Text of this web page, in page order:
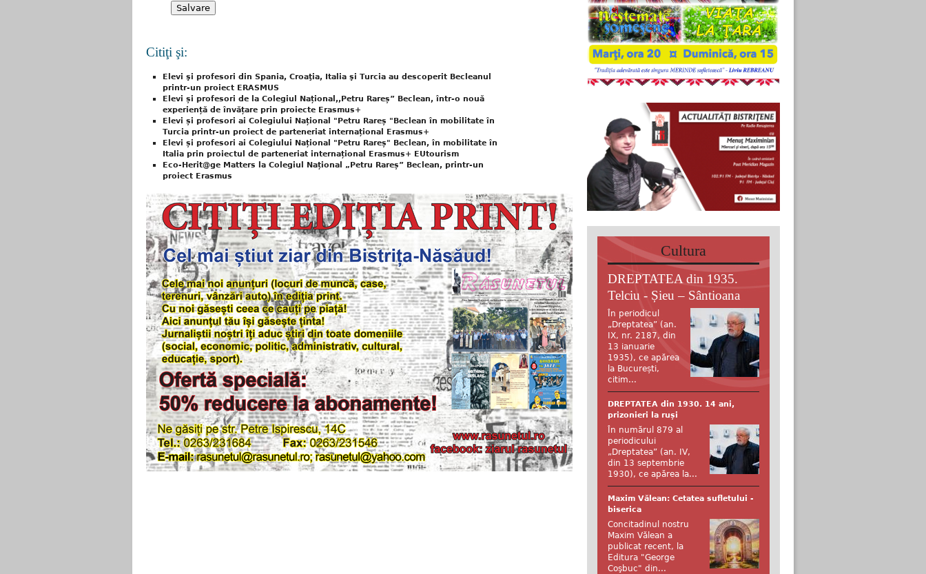
Citiţi şi:
Elevi şi profesori din Spania, Croaţia, Italia şi Turcia au descoperit Becleanul
printr-un proiect ERASMUS
Elevi și profesori de la Colegiul Național,,Petru Rareș” Beclean, într-o nouă
experiență de învățare prin proiecte Erasmus+
Elevi și profesori ai Colegiului Național "Petru Rareș "Beclean în mobilitate în
Turcia printr-un proiect de parteneriat internațional Erasmus+
Elevi și profesori ai Colegiului Național "Petru Rareș" Beclean, în mobilitate în
Italia prin proiectul de parteneriat internațional Erasmus+ EUtourism
Eco-Herit@ge Matters la Colegiul Național „Petru Rareș” Beclean, printr-un
proiect Erasmus
Cultura
DREPTATEA din 1935.
Telciu - Șieu – Sântioana
În periodicul
„Dreptatea” (an.
IX, nr. 2187, din
13 ianuarie
1935), ce apărea
la București,
citim...
DREPTATEA din 1930. 14 ani,
prizonieri la ruși
În numărul 879 al
periodicului
„Dreptatea” (an. IV,
din 13 septembrie
1930), ce apărea la...
Maxim Vălean: Cetatea sufletului -
biserica
Concitadinul nostru
Maxim Vălean a
publicat recent, la
Editura "George
Coşbuc" din...